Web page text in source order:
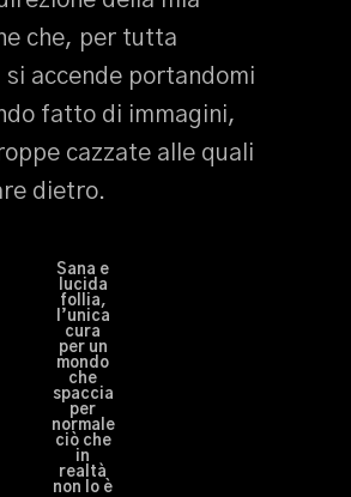
che, per tutta
accende portandomi
fatto di immagini,
cazzate alle quali
dietro.
Sana e
lucida
follia,
l’unica
cura
per un
mondo
che
spaccia
per
normale
ciò che
in
realtà
non lo è